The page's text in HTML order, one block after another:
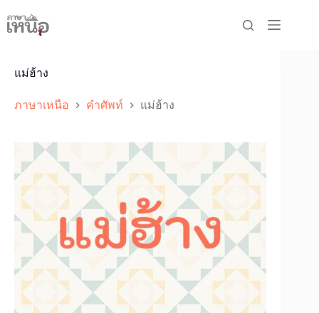
to
content
แม่ฮ้าง
ภาษาเหนือ คำศัพท์ แม่ฮ้าง